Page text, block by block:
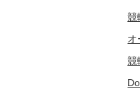
競
オ
競